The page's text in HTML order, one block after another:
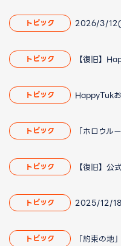
トピック
トピック
トピック
トピック 「ホロウル
トピック 【復旧】公
トピック
トピック 「約束の地